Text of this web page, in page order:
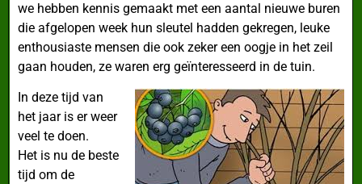
we hebben kennis gemaakt met een aantal nieuwe buren
die afgelopen week hun sleutel hadden gekregen, leuke
enthousiaste mensen die ook zeker een oogje in het zeil
gaan houden, ze waren erg geïnteresseerd in de tuin.
In deze tijd van
het jaar is er weer
veel te doen.
Het is nu de beste
tijd om de